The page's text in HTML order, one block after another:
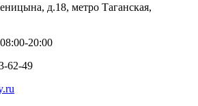
д.18, метро Таганская,
20:00
62-49